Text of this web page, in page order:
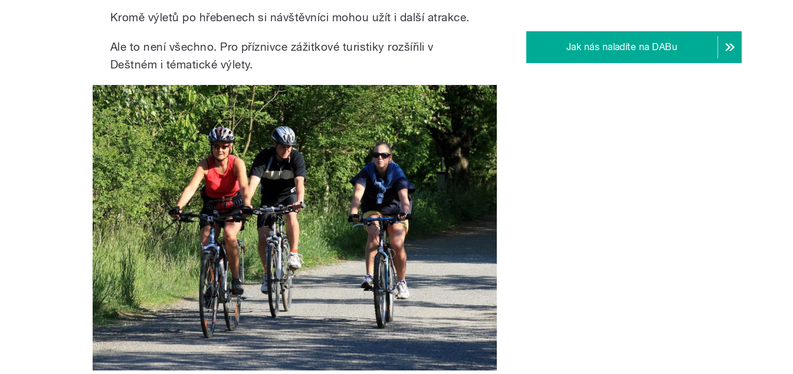
Kromě výletů po hřebenech si návštěvníci mohou užít i další atrakce.
Ale to není všechno. Pro příznivce zážitkové turistiky rozšířili v
Deštném i tématické výlety.
Jak nás naladíte na DABu